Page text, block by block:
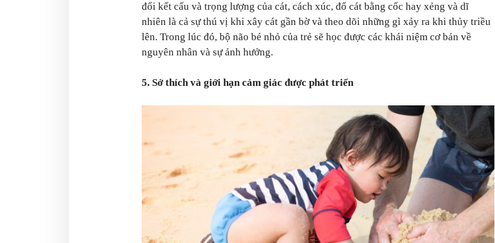
đổi kết cấu và trọng lượng của cát, cách xúc, đổ cát bằng cốc hay xẻng và dĩ
nhiên là cả sự thú vị khi xây cát gần bờ và theo dõi những gì xảy ra khi thủy triều
lên. Trong lúc đó, bộ não bé nhỏ của trẻ sẽ học được các khái niệm cơ bản về
nguyên nhân và sự ảnh hưởng.
5. Sở thích và giới hạn cảm giác được phát triển